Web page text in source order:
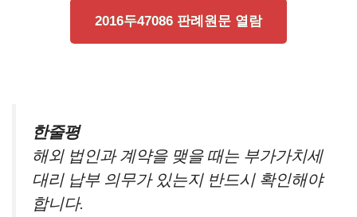
2016두47086 판례원문 열람
한줄평
해외 법인과 계약을 맺을 때는 부가가치세
대리 납부 의무가 있는지 반드시 확인해야
합니다.